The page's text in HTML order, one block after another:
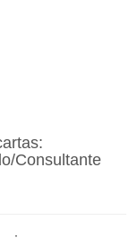
Consultante